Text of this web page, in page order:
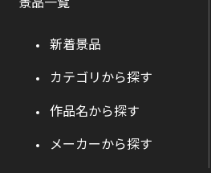
新着景品
カテゴリから探す
作品名から探す
メーカーから探す